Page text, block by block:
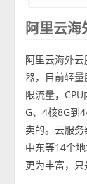
阿里云海
阿里云海外
器，目前轻
限流量，
G、4核8G到
卖的。云服
中东等14个
更为丰富，只